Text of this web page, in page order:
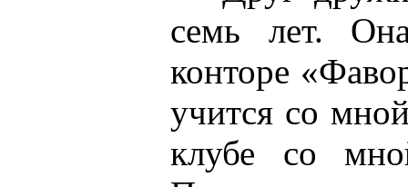
семь лет.
конторе
учится со
клубе со